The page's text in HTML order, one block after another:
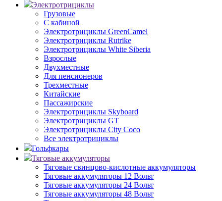
Электротрициклы
Грузовые
С кабиной
Электротрициклы GreenCamel
Электротрициклы Rutrike
Электротрициклы White Siberia
Взрослые
Двухместные
Для пенсионеров
Трехместные
Китайские
Пассажирские
Электротрициклы Skyboard
Электротрициклы GT
Электротрициклы City Coco
Все электротрициклы
Гольфкары
Тяговые аккумуляторы
Тяговые свинцово-кислотные аккумуляторы
Тяговые аккумуляторы 12 Вольт
Тяговые аккумуляторы 24 Вольт
Тяговые аккумуляторы 48 Вольт